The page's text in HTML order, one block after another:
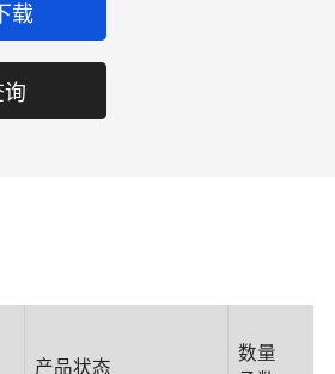
载
产品状态
数量